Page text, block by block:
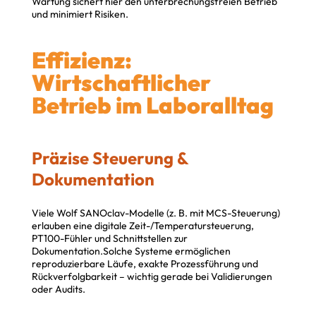
und minimiert Risiken.
Effizienz:
Wirtschaftlicher
Betrieb im Laboralltag
Präzise Steuerung &
Dokumentation
Viele Wolf SANOclav-Modelle (z. B. mit MCS-Steuerung)
erlauben eine digitale Zeit-/Temperatursteuerung,
PT100-Fühler und Schnittstellen zur
Dokumentation.Solche Systeme ermöglichen
reproduzierbare Läufe, exakte Prozessführung und
Rückverfolgbarkeit – wichtig gerade bei Validierungen
oder Audits.